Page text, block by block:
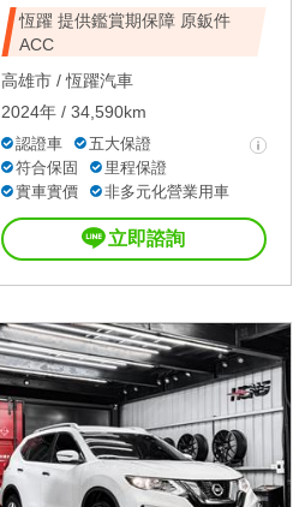
恆躍 提供鑑賞期保障 原鈑件
ACC
高雄市 /恆躍汽車
2024年 / 34,590km
認證車
五大保證
符合保固
里程保證
實車實價
非多元化營業用車
立即諮詢